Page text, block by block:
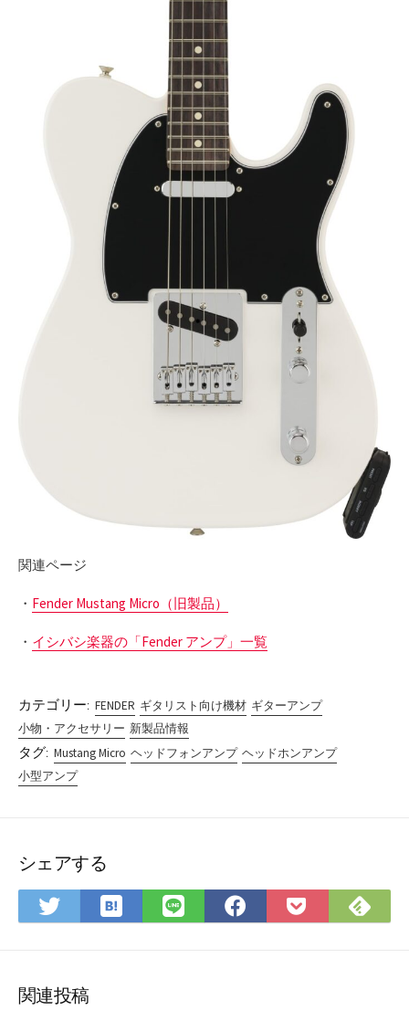
関連ページ
・ Fender Mustang Micro（旧製品）
・ イシバシ楽器の「Fender アンプ」一覧
カテゴリー: FENDER ギタリスト向け機材 ギターアンプ
小物・アクセサリー 新製品情報
タグ: Mustang Micro ヘッドフォンアンプ ヘッドホンアンプ
小型アンプ
シェアする
Twitter
で
ア
は
て
LINE
で
Facebook
で
Pocket
に
で
関連投稿